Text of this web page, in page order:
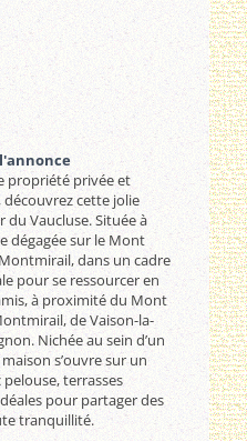
propriété privée et
découvrez cette jolie
Vaucluse. Située à
dégagée sur le Mont
dans un cadre
pour se ressourcer en
à proximité du Mont
de Vaison-la-
Nichée au sein d’un
s’ouvre sur un
terrasses
pour partager des
tranquillité.